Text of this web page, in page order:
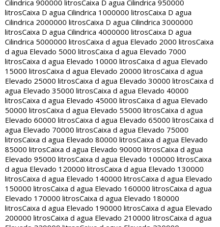
Cilindrica 900000 litrosCaixa D agua Cilindrica 950000
litrosCaixa D agua Cilindrica 1000000 litrosCaixa D agua
Cilindrica 2000000 litrosCaixa D agua Cilindrica 3000000
litrosCaixa D agua Cilindrica 4000000 litrosCaixa D agua
Cilindrica 5000000 litrosCaixa d agua Elevado 2000 litrosCaixa
d agua Elevado 5000 litrosCaixa d agua Elevado 7000
litrosCaixa d agua Elevado 10000 litrosCaixa d agua Elevado
15000 litrosCaixa d agua Elevado 20000 litrosCaixa d agua
Elevado 25000 litrosCaixa d agua Elevado 30000 litrosCaixa d
agua Elevado 35000 litrosCaixa d agua Elevado 40000
litrosCaixa d agua Elevado 45000 litrosCaixa d agua Elevado
50000 litrosCaixa d agua Elevado 55000 litrosCaixa d agua
Elevado 60000 litrosCaixa d agua Elevado 65000 litrosCaixa d
agua Elevado 70000 litrosCaixa d agua Elevado 75000
litrosCaixa d agua Elevado 80000 litrosCaixa d agua Elevado
85000 litrosCaixa d agua Elevado 90000 litrosCaixa d agua
Elevado 95000 litrosCaixa d agua Elevado 100000 litrosCaixa
d agua Elevado 120000 litrosCaixa d agua Elevado 130000
litrosCaixa d agua Elevado 140000 litrosCaixa d agua Elevado
150000 litrosCaixa d agua Elevado 160000 litrosCaixa d agua
Elevado 170000 litrosCaixa d agua Elevado 180000
litrosCaixa d agua Elevado 190000 litrosCaixa d agua Elevado
200000 litrosCaixa d agua Elevado 210000 litrosCaixa d agua